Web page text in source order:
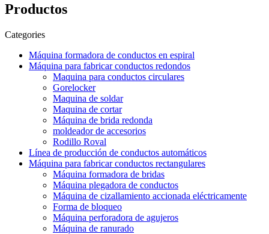
Productos
Categories
Máquina formadora de conductos en espiral
Máquina para fabricar conductos redondos
Maquina para conductos circulares
Gorelocker
Maquina de soldar
Maquina de cortar
Máquina de brida redonda
moldeador de accesorios
Rodillo Roval
Línea de producción de conductos automáticos
Máquina para fabricar conductos rectangulares
Máquina formadora de bridas
Máquina plegadora de conductos
Máquina de cizallamiento accionada eléctricamente
Forma de bloqueo
Máquina perforadora de agujeros
Máquina de ranurado